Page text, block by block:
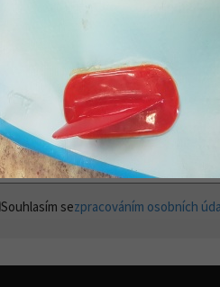
PŘIHLASTE SE K
Získejte přehled o novinkách a
Přihlašte se k odběru novinek.
Souhlasím sezpracováním osobních